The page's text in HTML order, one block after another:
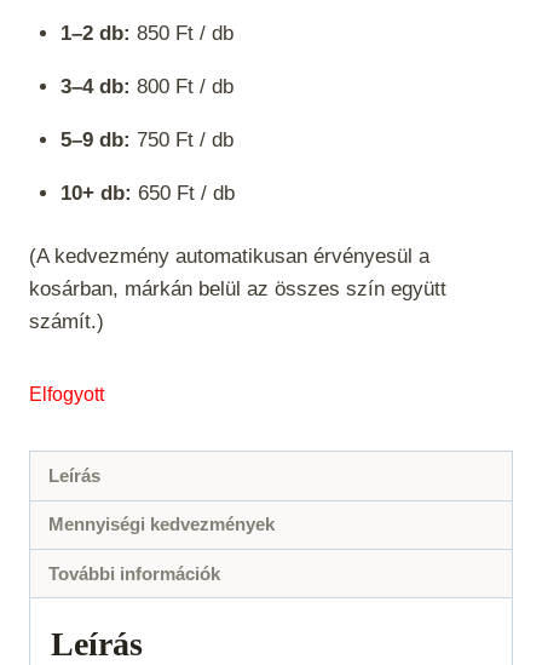
1–2 db: 850 Ft / db
3–4 db: 800 Ft / db
5–9 db: 750 Ft / db
10+ db: 650 Ft / db
(A kedvezmény automatikusan érvényesül a
kosárban, márkán belül az összes szín együtt
számít.)
Elfogyott
Leírás
Mennyiségi kedvezmények
További információk
Leírás